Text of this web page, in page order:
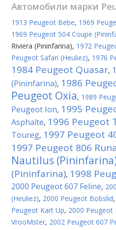
Автомобили марки
1913 Peugeot Bebe, 1969
1969 Peugeot 504 Coupe
Riviera (Pininfarina), 1972
Peugeot Safari (Heuliez), 1976
1984 Peugeot Quasar,
(Pininfarina), 1986
Peugeot Oxia, 1989
Peugeot Ion, 1995
Asphalte, 1996 Peugeot
Toureg, 1997 Peugeot
1997 Peugeot 806
Nautilus
(Pininfarina), 1998
2000 Peugeot 607 Feline,
(Heuliez), 2000 Peugeot Bobslid,
Peugeot Kart Up, 2000 Peugeot
VrooMster, 2002 Peugeot 607